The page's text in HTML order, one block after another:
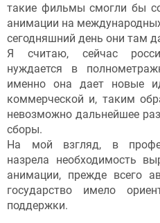
такие фильмы смогли бы
анимации на
сегодняшний день они там
Я считаю, сейчас
нуждается в
именно она дает новые
коммерческой и, таким
невозможно дальнейшее
сборы.
На мой взгляд, в
назрела необходимость
анимации, прежде всего
государство имело
поддержки.